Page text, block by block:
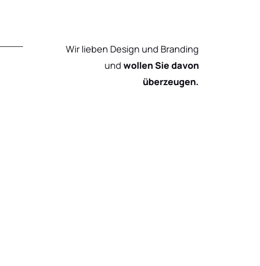
Wir lieben Design und Branding
und wollen Sie davon
überzeugen.